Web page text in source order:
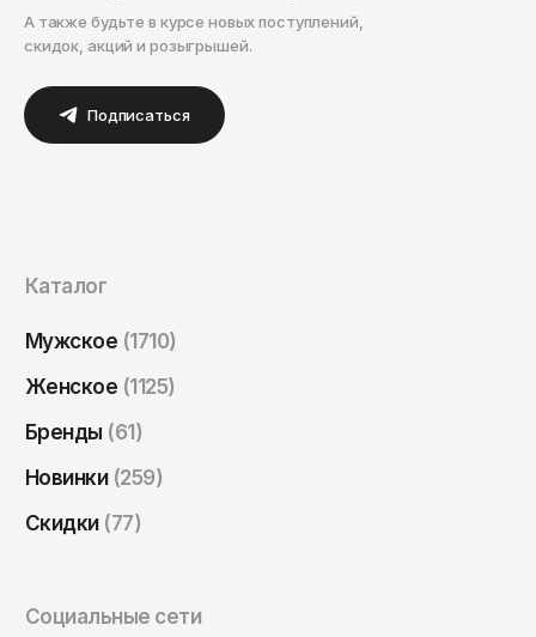
А также будьте в курсе новых поступлений,
скидок, акций и розыгрышей.
Подписаться
Каталог
Мужское (1710)
Женское (1125)
Бренды (61)
Новинки (259)
Скидки (77)
Социальные сети